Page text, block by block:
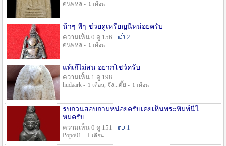
คนพหล - 1 เดือน
น้าๆ พี่ๆ ช่วยดูเหรียญนี้หน่อยครับ
ความเห็น 0 ดู 156
2
คนพหล - 1 เดือน
แท้เก๊ไม่สน อยากโชว์ครับ
ความเห็น 1 ดู 198
hudaark - 1 เดือน, จัง...ดั๊ย - 1 เดือน
รบกวนสอบถามหน่อยครับเคยเห็นพระพิมพ์นี้ไ
หมครับ
ความเห็น 0 ดู 151
1
Popo01 - 1 เดือน